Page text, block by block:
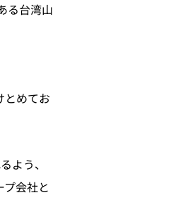
る台湾山
とめてお
よう、
会社と